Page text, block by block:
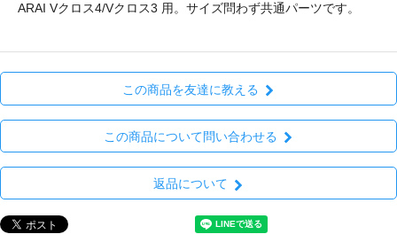
ARAI Vクロス4/Vクロス3 用。サイズ問わず共通パーツです。
この商品を友達に教える
この商品について問い合わせる
返品について